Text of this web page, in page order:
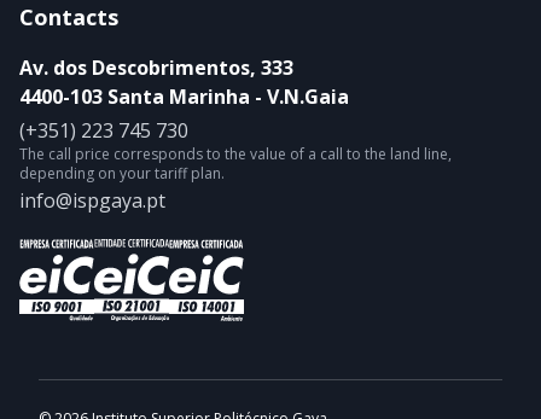
Contacts
Av. dos Descobrimentos, 333
4400-103 Santa Marinha - V.N.Gaia
(+351) 223 745 730
The call price corresponds to the value of a call to the land line,
depending on your tariff plan.
info@ispgaya.pt